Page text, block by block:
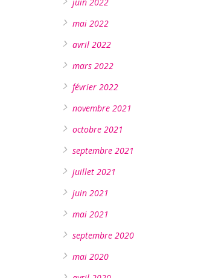
mai 2022
avril 2022
mars 2022
février 2022
novembre 2021
octobre 2021
septembre 2021
juillet 2021
juin 2021
mai 2021
septembre 2020
mai 2020